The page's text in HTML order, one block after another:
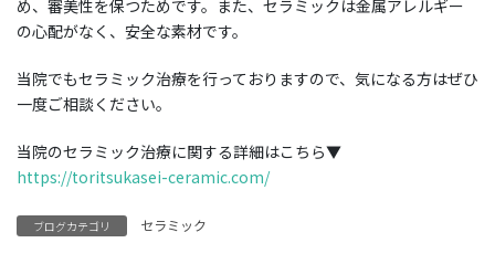
め、審美性を保つためです。また、セラミックは金属アレルギー
の心配がなく、安全な素材です。
当院でもセラミック治療を行っておりますので、気になる方はぜひ
一度ご相談ください。
当院のセラミック治療に関する詳細はこちら▼
https://toritsukasei-ceramic.com/
ブログカテゴリ セラミック